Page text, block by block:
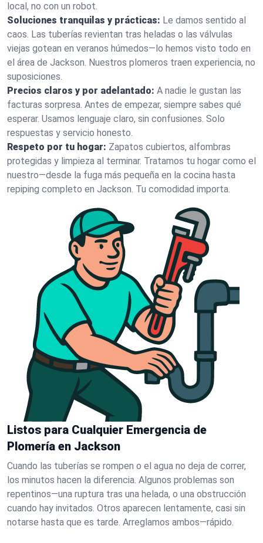
local, no con un robot.
Soluciones tranquilas y prácticas: Le damos sentido al
caos. Las tuberías revientan tras heladas o las válvulas
viejas gotean en veranos húmedos—lo hemos visto todo en
el área de Jackson. Nuestros plomeros traen experiencia, no
suposiciones.
Precios claros y por adelantado: A nadie le gustan las
facturas sorpresa. Antes de empezar, siempre sabes qué
esperar. Usamos lenguaje claro, sin confusiones. Solo
respuestas y servicio honesto.
Respeto por tu hogar: Zapatos cubiertos, alfombras
protegidas y limpieza al terminar. Tratamos tu hogar como el
nuestro—desde la fuga más pequeña en la cocina hasta
repiping completo en Jackson. Tu comodidad importa.
Listos para Cualquier Emergencia de
Plomería en Jackson
Cuando las tuberías se rompen o el agua no deja de correr,
los minutos hacen la diferencia. Algunos problemas son
repentinos—una ruptura tras una helada, o una obstrucción
cuando hay invitados. Otros aparecen lentamente, casi sin
notarse hasta que es tarde. Arreglamos ambos—rápido.